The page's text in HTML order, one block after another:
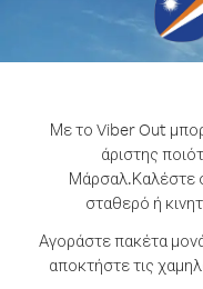
Με το Viber Out
άριστης
Μάρσαλ.Καλέστε
σταθερό ή
Αγοράστε πακέτα
αποκτήστε τις